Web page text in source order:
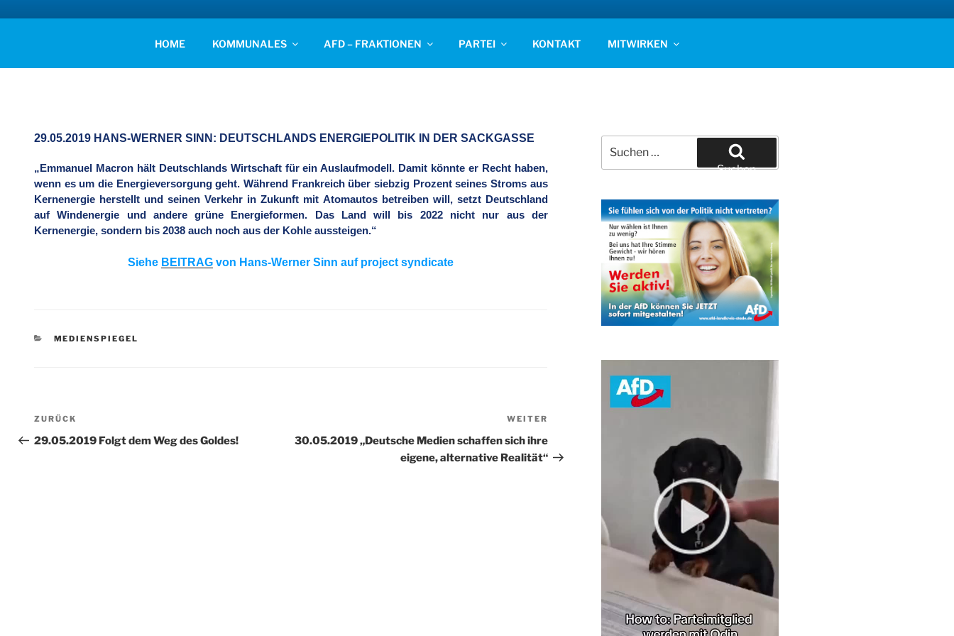
AFD KREISVERBAND STADE
Unsere Politik für Deutschland!
HOME KOMMUNALES AFD – FRAKTIONEN PARTEI KONTAKT MITWIRKEN
29.05.2019 HANS-WERNER SINN: DEUTSCHLANDS ENERGIEPOLITIK IN DER SACKGASSE
„Emmanuel Macron hält Deutschlands Wirtschaft für ein Auslaufmodell. Damit könnte er Recht haben,
wenn es um die Energieversorgung geht. Während Frankreich über siebzig Prozent seines Stroms aus
Kernenergie herstellt und seinen Verkehr in Zukunft mit Atomautos betreiben will, setzt Deutschland
auf Windenergie und andere grüne Energieformen. Das Land will bis 2022 nicht nur aus der
Kernenergie, sondern bis 2038 auch noch aus der Kohle aussteigen.“
Siehe BEITRAG von Hans-Werner Sinn auf project syndicate
KATEGORIEN
MEDIENSPIEGEL
Beitragsnavigation
Vorheriger
Beitrag
ZURÜCK
29.05.2019 Folgt dem Weg des Goldes!
Beitrag
WEITER
30.05.2019 „Deutsche Medien schaffen sich ihre
eigene, alternative Realität“
nach:
Suchen